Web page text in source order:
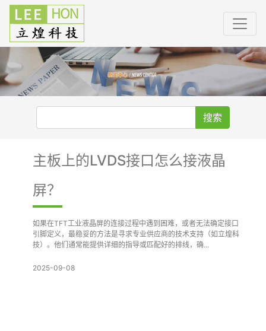
搜索
主板上的LVDS接口怎么接液晶
屏？
如果在TFT工业液晶屏的连接过程中遇到困难，或者无法确定接口
引脚定义，最稳妥的方法是寻求专业供应商的技术支持（如立煌科
技）。他们通常能提供详细的指导或匹配好的排线，确...
2025-09-08